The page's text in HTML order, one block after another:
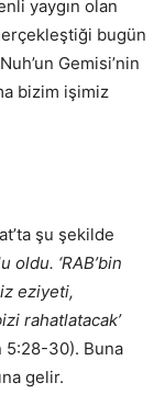
yaygın olan
bugün
Gemisi’nin
bizim işimiz
şu şekilde
oldu. ‘RAB’bin
eziyeti,
rahatlatacak’
5:28-30). Buna
gelir.